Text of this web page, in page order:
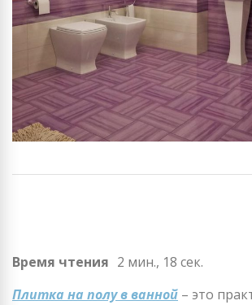
Время чтения 2 мин., 18 сек.
Плитка на полу в ванной – это